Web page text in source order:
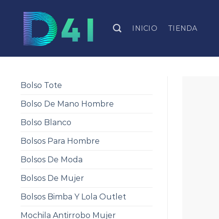
content
INICIO TIENDA
Bolso Tote
Bolso De Mano Hombre
Bolso Blanco
Bolsos Para Hombre
Bolsos De Moda
Bolsos De Mujer
Bolsos Bimba Y Lola Outlet
Mochila Antirrobo Mujer